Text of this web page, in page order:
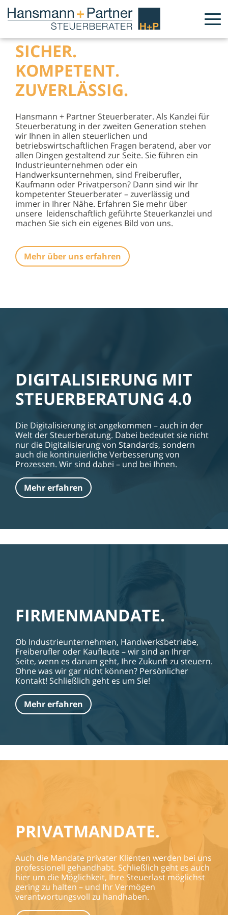
SICHER.
KOMPETENT.
ZUVERLÄSSIG.
Hansmann + Partner Steuerberater. Als Kanzlei für
Steuerberatung in der zweiten Generation stehen
wir Ihnen in allen steuerlichen und
betriebswirtschaftlichen Fragen beratend, aber vor
allen Dingen gestaltend zur Seite. Sie führen ein
Industrieunternehmen oder ein
Handwerksunternehmen, sind Freiberufler,
Kaufmann oder Privatperson? Dann sind wir Ihr
kompetenter Steuerberater – zuverlässig und
immer in Ihrer Nähe. Erfahren Sie mehr über
unsere leidenschaftlich geführte Steuerkanzlei und
machen Sie sich ein eigenes Bild von uns.
Mehr über uns erfahren
DIGITALISIERUNG MIT
STEUER­BERATUNG 4.0
Die Digitalisierung ist angekommen – auch in der
Welt der Steuerberatung. Dabei bedeutet sie nicht
nur die Digitalisierung von Standards, sondern
auch die kontinuierliche Verbesserung von
Prozessen. Wir sind dabei – und bei Ihnen.
Mehr erfahren
FIRMENMANDATE.
Ob Industrieunternehmen, Handwerksbetriebe,
Freiberufler oder Kaufleute – wir sind an Ihrer
Seite, wenn es darum geht, Ihre Zukunft zu steuern.
Ohne was wir gar nicht können? Persönlicher
Kontakt! Schließlich geht es um Sie!
Mehr erfahren
PRIVATMANDATE.
Auch die Mandate privater Klienten werden bei uns
professionell gehandhabt. Schließlich geht es auch
hier um die Möglichkeit, Ihre Steuerlast möglichst
gering zu halten – und Ihr Vermögen
verantwortungsvoll zu handhaben.